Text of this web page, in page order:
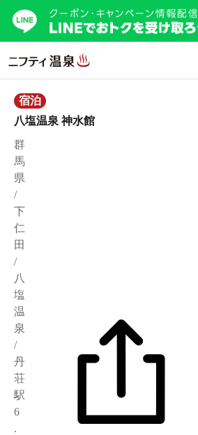
宿泊
八塩温泉 神水館
群
馬
県
/
下
仁
田
/
八
塩
温
泉
/
丹
荘
駅
6
.